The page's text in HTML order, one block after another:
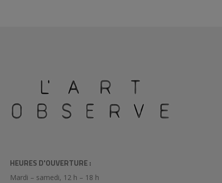
HEURES D'OUVERTURE :
Mardi – samedi, 12 h – 18 h